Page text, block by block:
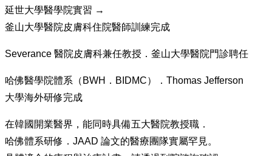
延世大學醫學院實習 →
釜山大學醫院皮膚科住院醫師訓練完成
Severance 醫院皮膚科兼任教授．釜山大學醫院門診聘任
哈佛醫學院體系（BWH．BIDMC）．Thomas Jefferson
大學海外研修完成
在韓國開業醫界，能同時具備五大醫院教授職．
哈佛體系研修．JAAD 論文的醫療團隊實屬罕見。